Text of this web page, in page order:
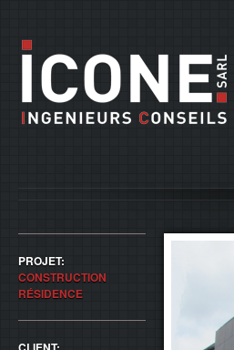
PROJET:
CONSTRUCTION
RÉSIDENCE